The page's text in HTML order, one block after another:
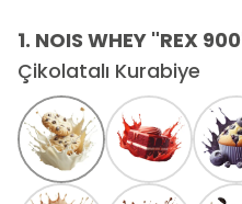
1. NOIS WHEY "REX
Çikolatalı Kurabiye